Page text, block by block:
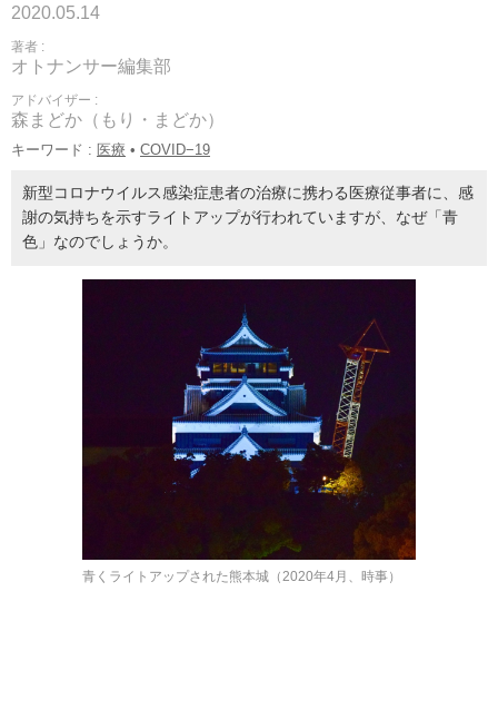
2020.05.14
著者 :
オトナンサー編集部
アドバイザー :
森まどか（もり・まどか）
キーワード : 医療 • COVID−19
新型コロナウイルス感染症患者の治療に携わる医療従事者に、感
謝の気持ちを示すライトアップが行われていますが、なぜ「青
色」なのでしょうか。
青くライトアップされた熊本城（2020年4月、時事）